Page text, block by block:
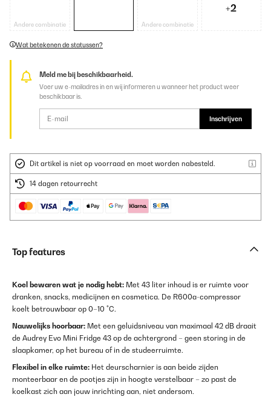
Andere combinatie Andere combinatie
+2
Wat betekenen de statussen?
Meld me bij beschikbaarheid.
Voer uw e-mailadres in en wij informeren u wanneer het product weer
beschikbaar is.
Inschrijven
Dit artikel is niet op voorraad en moet worden nabesteld.
14 dagen retourrecht
Top features
Koel bewaren wat je nodig hebt: Met 43 liter inhoud is er ruimte voor
dranken, snacks, medicijnen en cosmetica. De R600a-compressor
koelt betrouwbaar op 0–10 °C.
Nauwelijks hoorbaar: Met een geluidsniveau van maximaal 42 dB draait
de Audrey Evo Mini Fridge 43 op de achtergrond – geen storing in de
slaapkamer, op het bureau of in de studeerruimte.
Flexibel in elke ruimte: Het deurscharnier is aan beide zijden
monteerbaar en de pootjes zijn in hoogte verstelbaar – zo past de
koelkast zich aan jouw inrichting aan, niet andersom.